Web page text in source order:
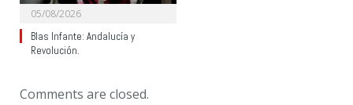
05/08/2026
Blas Infante: Andalucía y
Revolución.
Comments are closed.